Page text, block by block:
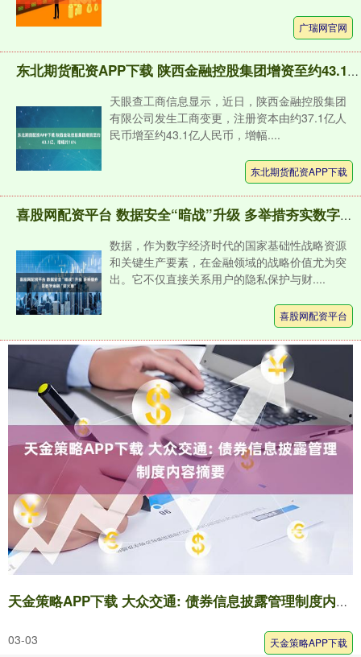
广瑞网官网
东北期货配资APP下载 陕西金融控股集团增资至约43.1亿，增幅约16%
天眼查工商信息显示，近日，陕西金融控股集团
有限公司发生工商变更，注册资本由约37.1亿人
民币增至约43.1亿人民币，增幅....
东北期货配资APP下载
喜股网配资平台 数据安全“暗战”升级 多举措夯实数字金融“防火墙”
数据，作为数字经济时代的国家基础性战略资源
和关键生产要素，在金融领域的战略价值尤为突
出。它不仅直接关系用户的隐私保护与财....
喜股网配资平台
天金策略APP下载 大众交通: 债券信息披露管理制度内容摘要
03-03 天金策略APP下载